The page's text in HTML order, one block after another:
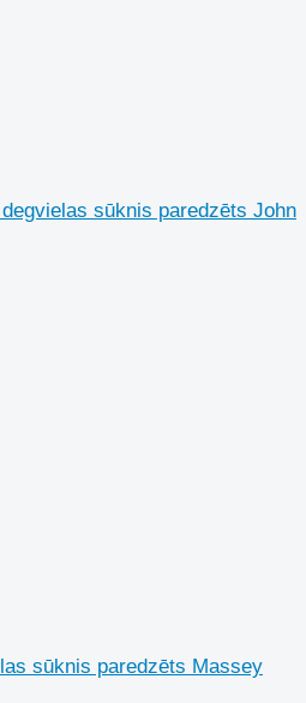
sūknis paredzēts John
sūknis paredzēts Massey